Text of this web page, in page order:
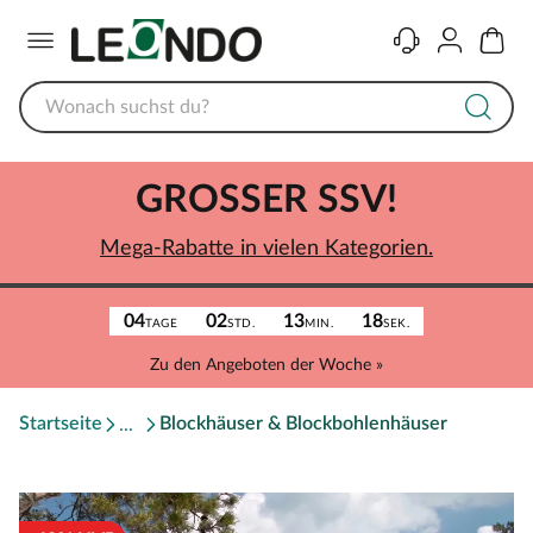
KontaktKonto
04TAGE 02STD. 13MIN. 18SEK.
Zu den Angeboten der Woche »
GROSSER SSV!
Mega-Rabatte in vielen Kategorien.
Startseite Blockhäuser & Blockbohlenhäuser